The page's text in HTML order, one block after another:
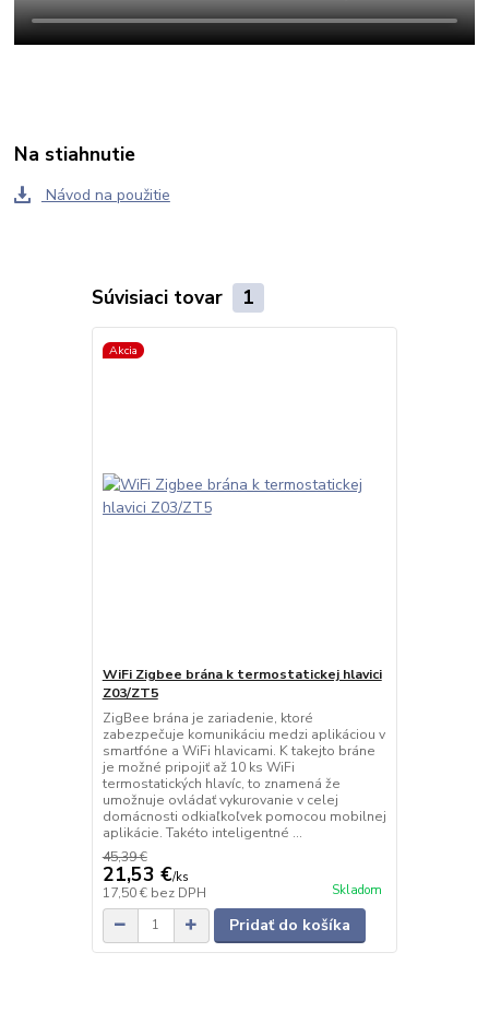
Na stiahnutie
Návod na použitie
Súvisiaci tovar 1
Akcia
WiFi Zigbee brána k termostatickej hlavici
Z03/ZT5
ZigBee brána je zariadenie, ktoré
zabezpečuje komunikáciu medzi aplikáciou v
smartfóne a WiFi hlavicami. K takejto bráne
je možné pripojiť až 10 ks WiFi
termostatických hlavíc, to znamená že
umožnuje ovládať vykurovanie v celej
domácnosti odkiaľkoľvek pomocou mobilnej
aplikácie. Takéto inteligentné ...
45,39 €
21,53 €/ks
17,50 € bez DPH Skladom
Pridať do košíka